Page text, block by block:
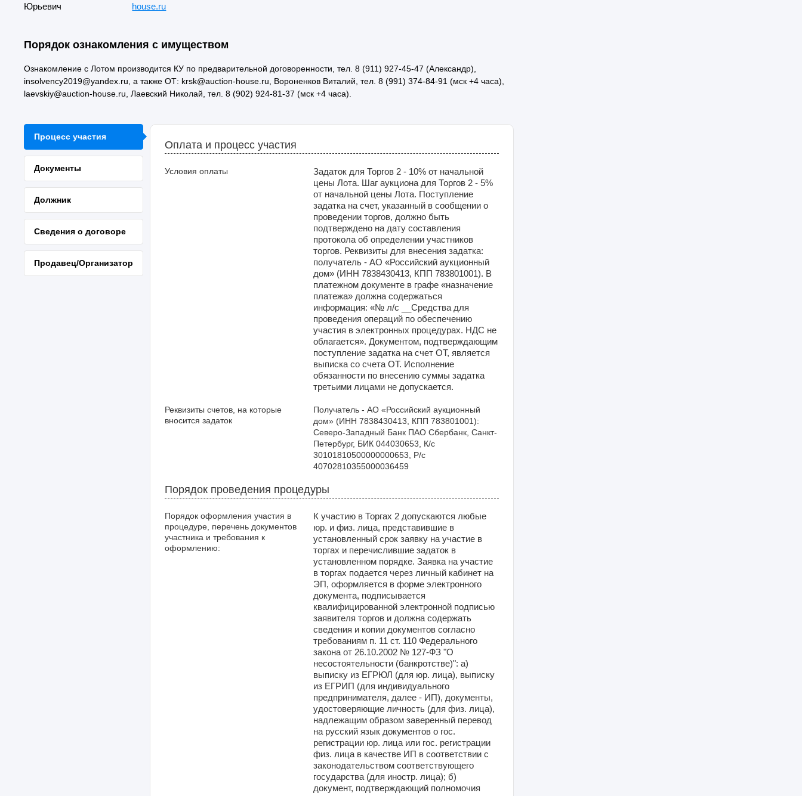
Юрьевич
house.ru
Порядок ознакомления с имуществом
Ознакомление с Лотом производится КУ по предварительной договоренности, тел. 8 (911) 927-45-47 (Александр),
insolvency2019@yandex.ru, а также ОТ: krsk@auction-house.ru, Вороненков Виталий, тел. 8 (991) 374-84-91 (мск +4 часа),
laevskiy@auction-house.ru, Лаевский Николай, тел. 8 (902) 924-81-37 (мск +4 часа).
Процесс участия
Документы
Должник
Сведения о договоре
Продавец/Организатор
Оплата и процесс участия
Условия оплаты
Задаток для Торгов 2 - 10% от начальной
цены Лота. Шаг аукциона для Торгов 2 - 5%
от начальной цены Лота. Поступление
задатка на счет, указанный в сообщении о
проведении торгов, должно быть
подтверждено на дату составления
протокола об определении участников
торгов. Реквизиты для внесения задатка:
получатель - АО «Российский аукционный
дом» (ИНН 7838430413, КПП 783801001). В
платежном документе в графе «назначение
платежа» должна содержаться
информация: «№ л/с __Средства для
проведения операций по обеспечению
участия в электронных процедурах. НДС не
облагается». Документом, подтверждающим
поступление задатка на счет ОТ, является
выписка со счета ОТ. Исполнение
обязанности по внесению суммы задатка
третьими лицами не допускается.
Реквизиты счетов, на которые
вносится задаток
Получатель - АО «Российский аукционный
дом» (ИНН 7838430413, КПП 783801001):
Северо-Западный Банк ПАО Сбербанк, Санкт-
Петербург, БИК 044030653, К/с
30101810500000000653, Р/с
40702810355000036459
Порядок проведения процедуры
Порядок оформления участия в
процедуре, перечень документов
участника и требования к
оформлению:
К участию в Торгах 2 допускаются любые
юр. и физ. лица, представившие в
установленный срок заявку на участие в
торгах и перечислившие задаток в
установленном порядке. Заявка на участие
в торгах подается через личный кабинет на
ЭП, оформляется в форме электронного
документа, подписывается
квалифицированной электронной подписью
заявителя торгов и должна содержать
сведения и копии документов согласно
требованиям п. 11 ст. 110 Федерального
закона от 26.10.2002 № 127-ФЗ "О
несостоятельности (банкротстве)": а)
выписку из ЕГРЮЛ (для юр. лица), выписку
из ЕГРИП (для индивидуального
предпринимателя, далее - ИП), документы,
удостоверяющие личность (для физ. лица),
надлежащим образом заверенный перевод
на русский язык документов о гос.
регистрации юр. лица или гос. регистрации
физ. лица в качестве ИП в соответствии с
законодательством соответствующего
государства (для иностр. лица); б)
документ, подтверждающий полномочия